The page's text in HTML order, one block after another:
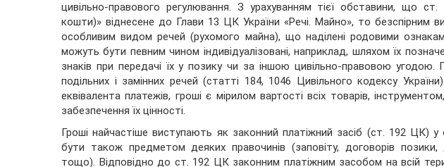
цивільно-правового регулювання. З урахуванням тієї обставини, що
кошти)» віднесене до Глави 13 ЦК України «Речі. Майно», то безспірним
особливим видом речей (рухомого майна), що наділені родовими
можуть бути певним чином індивідуалізовані, наприклад, шляхом їх
знаків при передачі їх у позику чи за іншою цивільно-правовою угодою.
подільних і замінних речей (статті 184, 1046 Цивільного кодексу
еквівалента платежів, гроші є мірилом вартості всіх товарів,
забезпечення їх цінності.
Гроші найчастіше виступають як законний платіжний засіб (ст. 192 ЦК)
бути також предметом деяких правочинів (заповіту, договорів позики,
тощо). Відповідно до ст. 192 ЦК законним платіжним засобом на всій